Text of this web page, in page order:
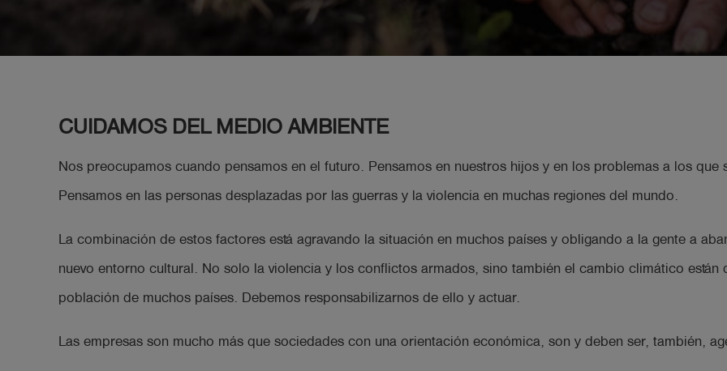
CUIDAMOS DEL MEDIO AMBIENTE
Nos preocupamos cuando pensamos en el futuro. Pensamos en nuestros hijos y en los problemas a los
Pensamos en las personas desplazadas por las guerras y la violencia en muchas regiones del mundo.
La combinación de estos factores está agravando la situación en muchos países y obligando a la gente a
nuevo entorno cultural. No solo la violencia y los conflictos armados, sino también el cambio climático
población de muchos países. Debemos responsabilizarnos de ello y actuar.
Las empresas son mucho más que sociedades con una orientación económica, son y deben ser, también,